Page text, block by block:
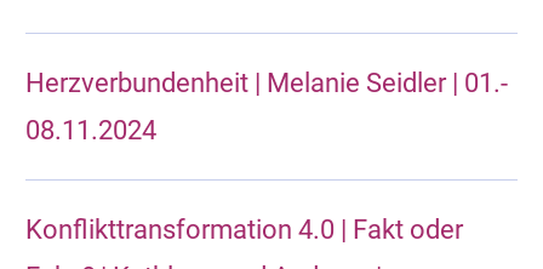
Herzverbundenheit | Melanie Seidler | 01.-
08.11.2024
Konflikttransformation 4.0 | Fakt oder